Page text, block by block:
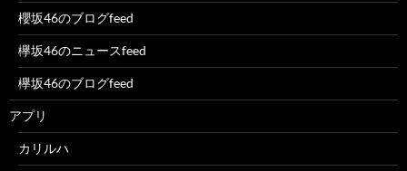
櫻坂46のブログfeed
欅坂46のニュースfeed
欅坂46のブログfeed
アプリ
カリルハ